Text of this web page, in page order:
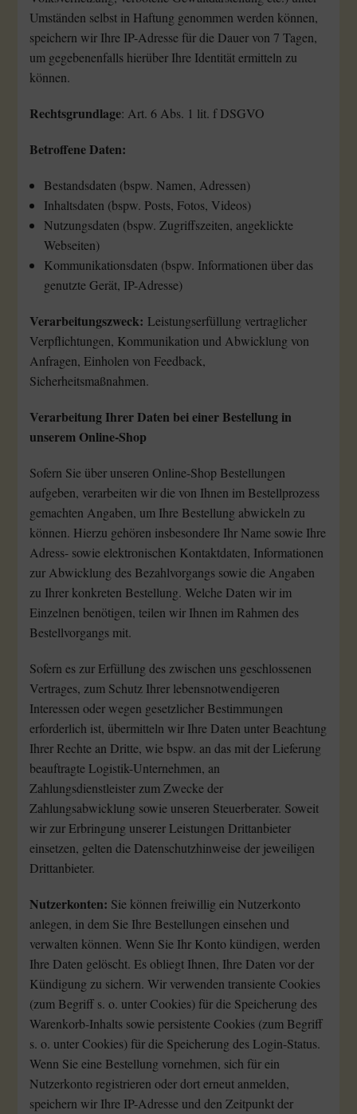
Umständen selbst in Haftung genommen werden können,
speichern wir Ihre IP-Adresse für die Dauer von 7 Tagen,
um gegebenenfalls hierüber Ihre Identität ermitteln zu
können.
Rechtsgrundlage: Art. 6 Abs. 1 lit. f DSGVO
Betroffene Daten:
Bestandsdaten (bspw. Namen, Adressen)
Inhaltsdaten (bspw. Posts, Fotos, Videos)
Nutzungsdaten (bspw. Zugriffszeiten, angeklickte
Webseiten)
Kommunikationsdaten (bspw. Informationen über das
genutzte Gerät, IP-Adresse)
Verarbeitungszweck: Leistungserfüllung vertraglicher
Verpflichtungen, Kommunikation und Abwicklung von
Anfragen, Einholen von Feedback,
Sicherheitsmaßnahmen.
Verarbeitung Ihrer Daten bei einer Bestellung in
unserem Online-Shop
Sofern Sie über unseren Online-Shop Bestellungen
aufgeben, verarbeiten wir die von Ihnen im Bestellprozess
gemachten Angaben, um Ihre Bestellung abwickeln zu
können. Hierzu gehören insbesondere Ihr Name sowie Ihre
Adress- sowie elektronischen Kontaktdaten, Informationen
zur Abwicklung des Bezahlvorgangs sowie die Angaben
zu Ihrer konkreten Bestellung. Welche Daten wir im
Einzelnen benötigen, teilen wir Ihnen im Rahmen des
Bestellvorgangs mit.
Sofern es zur Erfüllung des zwischen uns geschlossenen
Vertrages, zum Schutz Ihrer lebensnotwendigeren
Interessen oder wegen gesetzlicher Bestimmungen
erforderlich ist, übermitteln wir Ihre Daten unter Beachtung
Ihrer Rechte an Dritte, wie bspw. an das mit der Lieferung
beauftragte Logistik-Unternehmen, an
Zahlungsdienstleister zum Zwecke der
Zahlungsabwicklung sowie unseren Steuerberater. Soweit
wir zur Erbringung unserer Leistungen Drittanbieter
einsetzen, gelten die Datenschutzhinweise der jeweiligen
Drittanbieter.
Nutzerkonten: Sie können freiwillig ein Nutzerkonto
anlegen, in dem Sie Ihre Bestellungen einsehen und
verwalten können. Wenn Sie Ihr Konto kündigen, werden
Ihre Daten gelöscht. Es obliegt Ihnen, Ihre Daten vor der
Kündigung zu sichern. Wir verwenden transiente Cookies
(zum Begriff s. o. unter Cookies) für die Speicherung des
Warenkorb-Inhalts sowie persistente Cookies (zum Begriff
s. o. unter Cookies) für die Speicherung des Login-Status.
Wenn Sie eine Bestellung vornehmen, sich für ein
Nutzerkonto registrieren oder dort erneut anmelden,
speichern wir Ihre IP-Adresse und den Zeitpunkt der